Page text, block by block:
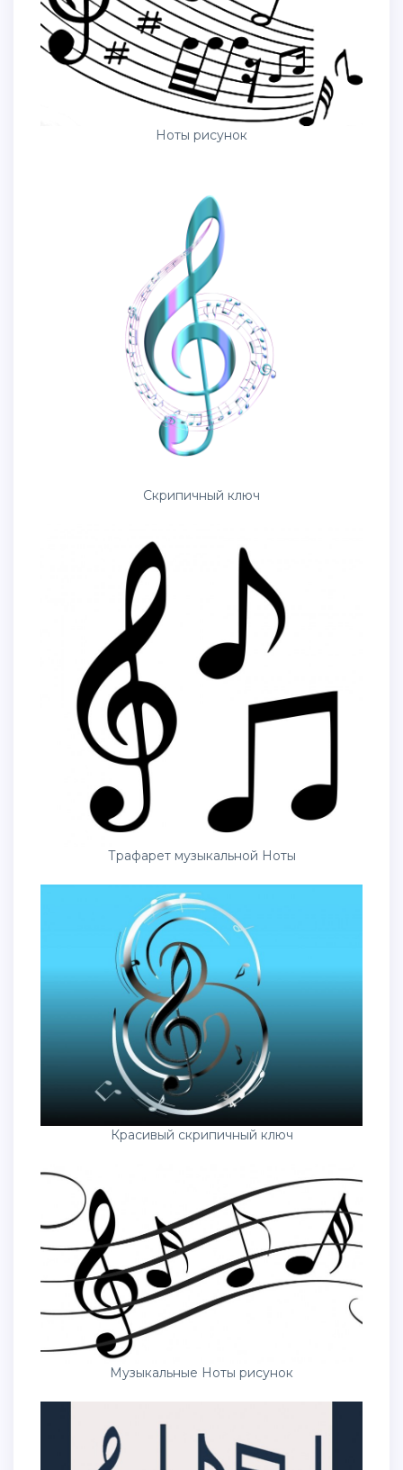
Ноты рисунок
Скрипичный ключ
Трафарет музыкальной Ноты
Красивый скрипичный ключ
Музыкальные Ноты рисунок